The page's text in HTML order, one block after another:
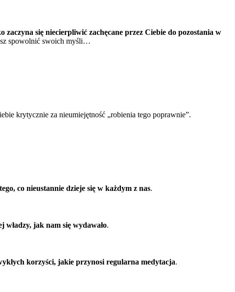
zaczyna się niecierpliwić zachęcane przez Ciebie do pozostania w
spowolnić swoich myśli…
krytycznie za nieumiejętność „robienia tego poprawnie”.
co nieustannie dzieje się w każdym z nas.
władzy, jak nam się wydawało.
korzyści, jakie przynosi regularna medytacja.